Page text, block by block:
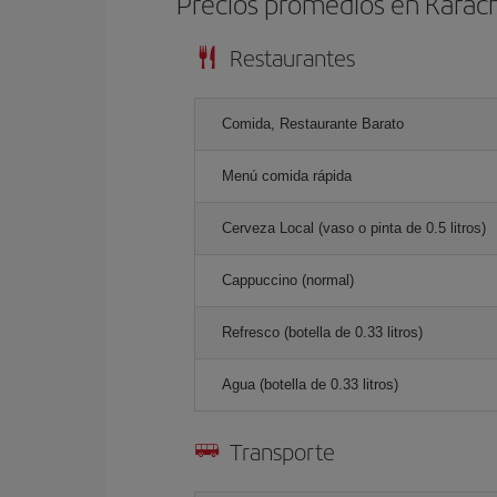
Restaurantes
Comida, Restaurante Barato
Menú comida rápida
Cerveza Local (vaso o pinta de 0.5 litros)
Cappuccino (normal)
Refresco (botella de 0.33 litros)
Agua (botella de 0.33 litros)
Transporte